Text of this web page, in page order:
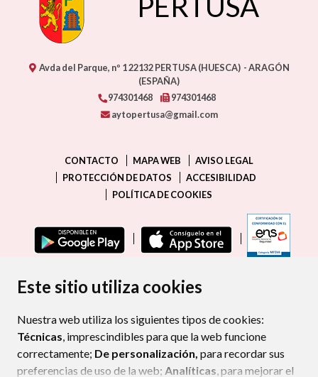
Este sitio utiliza cookies
Nuestra web utiliza los siguientes tipos de cookies:
Técnicas, imprescindibles para que la web funcione
correctamente; De personalización, para recordar sus
preferencias de uso de la web; Analíticas, para mejorar el
Avda del Parque, nº 122132 PERTUSA (HUESCA) - ARAGÓN
(ESPAÑA)
974301468
974301468
aytopertusa@gmail.com
CONTACTO MAPA WEB
AVISO LEGAL
PROTECCIÓN DE DATOS
ACCESIBILIDAD
POLÍTICA DE COOKIES